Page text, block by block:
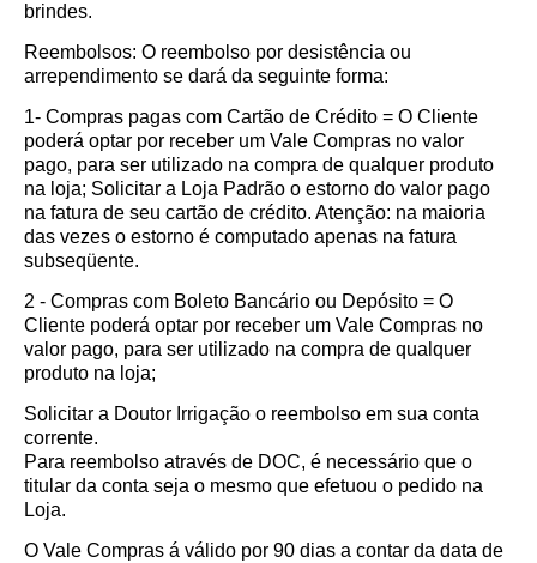
brindes.
Reembolsos: O reembolso por desistência ou
arrependimento se dará da seguinte forma:
1- Compras pagas com Cartão de Crédito = O Cliente
poderá optar por receber um Vale Compras no valor
pago, para ser utilizado na compra de qualquer produto
na loja; Solicitar a Loja Padrão o estorno do valor pago
na fatura de seu cartão de crédito. Atenção: na maioria
das vezes o estorno é computado apenas na fatura
subseqüente.
2 - Compras com Boleto Bancário ou Depósito = O
Cliente poderá optar por receber um Vale Compras no
valor pago, para ser utilizado na compra de qualquer
produto na loja;
Solicitar a Doutor Irrigação o reembolso em sua conta
corrente.
Para reembolso através de DOC, é necessário que o
titular da conta seja o mesmo que efetuou o pedido na
Loja.
O Vale Compras á válido por 90 dias a contar da data de